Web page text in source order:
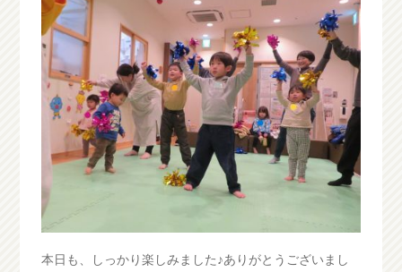
本日も、しっかり楽しみました♪ありがとうございまし